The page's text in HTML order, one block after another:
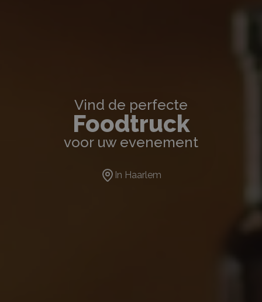
Vind de perfecte
Foodtruck
voor uw evenement
In Haarlem